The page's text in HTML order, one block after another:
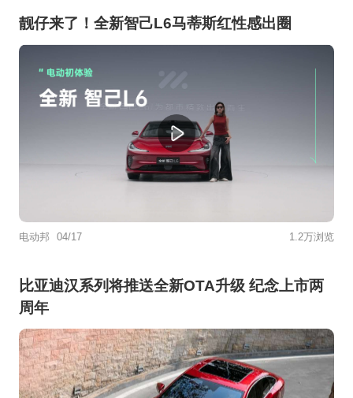
靓仔来了！全新智己L6马蒂斯红性感出圈
电动邦 04/17 1.2万浏览
比亚迪汉系列将推送全新OTA升级 纪念上市两
周年